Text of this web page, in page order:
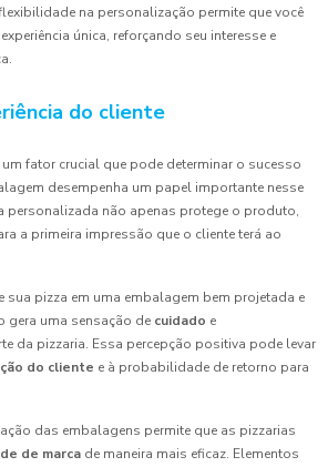
na personalização permite que você
única, reforçando seu interesse e
do cliente
fator crucial que pode determinar o sucesso
desempenha um papel importante nesse
personalizada não apenas protege o produto,
a primeira impressão que o cliente terá ao
sua pizza em uma embalagem bem projetada e
gera uma sensação de cuidado e
da pizzaria. Essa percepção positiva pode levar
do cliente e à probabilidade de retorno para
das embalagens permite que as pizzarias
de marca de maneira mais eficaz. Elementos